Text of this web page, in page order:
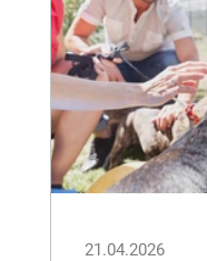
21.04.2026